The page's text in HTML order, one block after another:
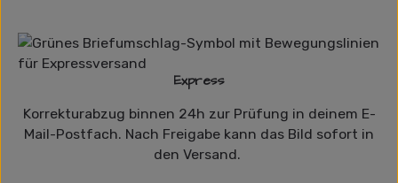
Express
Korrekturabzug binnen 24h zur Prüfung in deinem E-
Mail-Postfach. Nach Freigabe kann das Bild sofort in
den Versand.